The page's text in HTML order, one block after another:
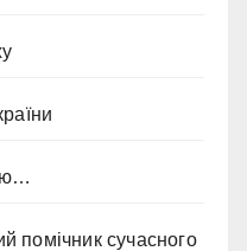
помічник сучасного